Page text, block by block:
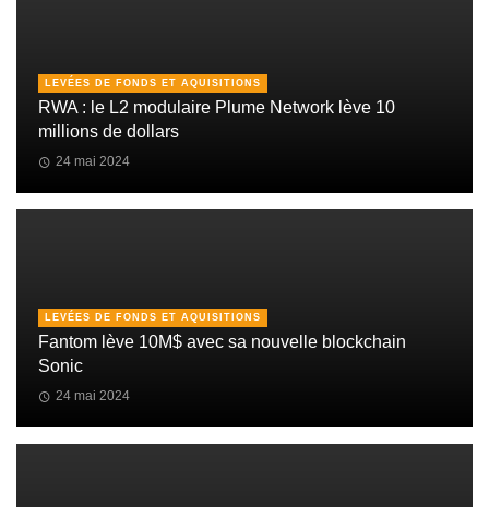
LEVÉES DE FONDS ET AQUISITIONS
RWA : le L2 modulaire Plume Network lève 10
millions de dollars
24 mai 2024
LEVÉES DE FONDS ET AQUISITIONS
Fantom lève 10M$ avec sa nouvelle blockchain
Sonic
24 mai 2024